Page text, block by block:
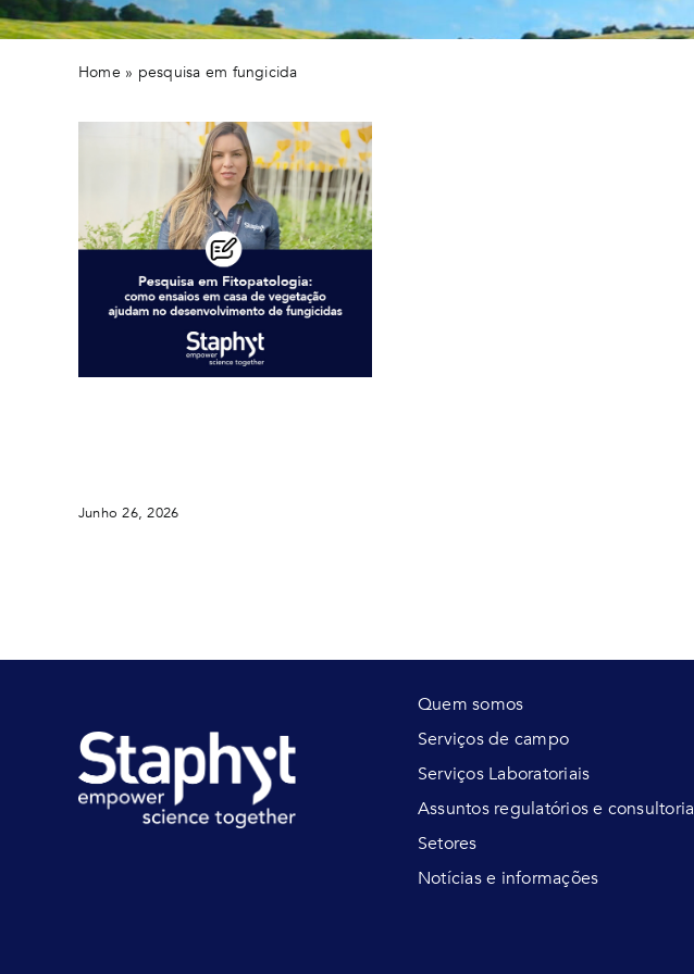
Home » pesquisa em fungicida
Junho 26, 2026
Quem somos
Serviços de campo
Serviços Laboratoriais
Assuntos regulatórios e consultoria
Setores
Notícias e informações